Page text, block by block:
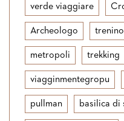
verde viaggiare
Archeologo
metropoli trekking
viagginmentegropu
pullman basilica di